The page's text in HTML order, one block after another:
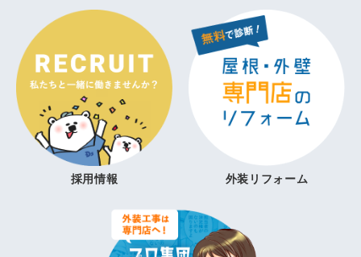
採用情報 外装リフォーム